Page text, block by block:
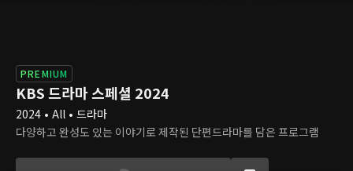
PREMIUM
KBS 드라마 스페셜 2024
2024 • All • 드라마
다양하고 완성도 있는 이야기로 제작된 단편드라마를 담은 프로그램